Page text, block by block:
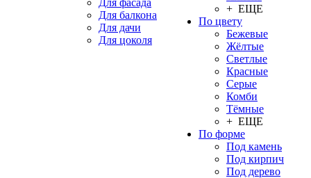
Для фасада
Для балкона
Для дачи
Для цоколя
+ ЕЩЕ
По цвету
Бежевые
Жёлтые
Светлые
Красные
Серые
Комби
Тёмные
+ ЕЩЕ
По форме
Под камень
Под кирпич
Под дерево